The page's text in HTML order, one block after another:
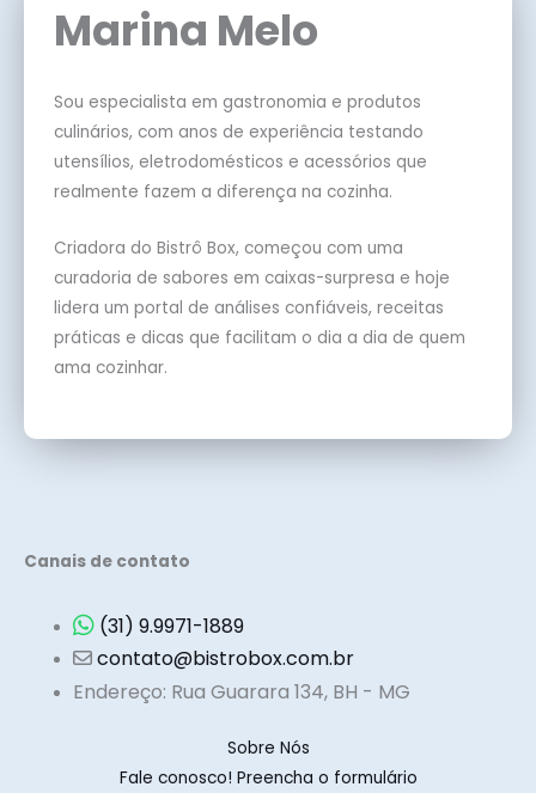
Marina Melo
Sou especialista em gastronomia e produtos
culinários, com anos de experiência testando
utensílios, eletrodomésticos e acessórios que
realmente fazem a diferença na cozinha.
Criadora do Bistrô Box, começou com uma
curadoria de sabores em caixas-surpresa e hoje
lidera um portal de análises confiáveis, receitas
práticas e dicas que facilitam o dia a dia de quem
ama cozinhar.
Canais de contato
(31) 9.9971-1889
contato@bistrobox.com.br
Endereço: Rua Guarara 134, BH - MG
Sobre Nós
Fale conosco! Preencha o formulário